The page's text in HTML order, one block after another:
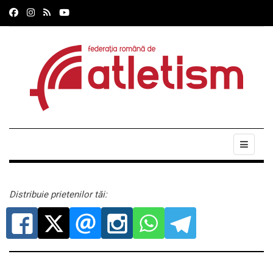
Distribuie prietenilor tăi: